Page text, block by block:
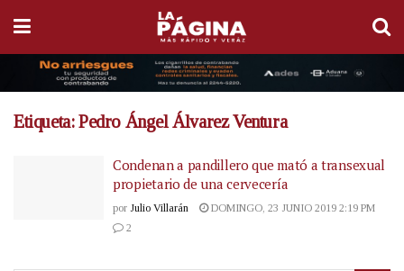
Etiqueta:Pedro Ángel Álvarez Ventura
Condenan a pandillero que mató a transexual
propietario de una cervecería
por Julio Villarán
DOMINGO, 23 JUNIO 2019 2:19 PM
2